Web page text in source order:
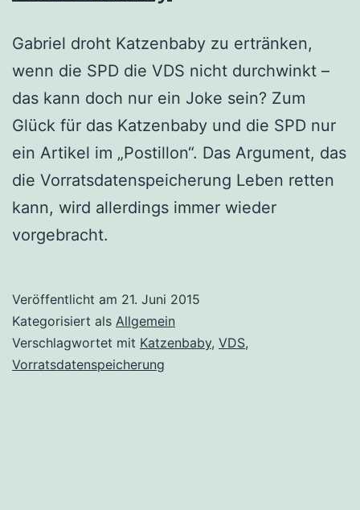
Gabriel droht Katzenbaby zu ertränken,
wenn die SPD die VDS nicht durchwinkt –
das kann doch nur ein Joke sein? Zum
Glück für das Katzenbaby und die SPD nur
ein Artikel im „Postillon“. Das Argument, das
die Vorratsdatenspeicherung Leben retten
kann, wird allerdings immer wieder
vorgebracht.
Veröffentlicht am 21. Juni 2015
Kategorisiert als Allgemein
Verschlagwortet mit Katzenbaby, VDS,
Vorratsdatenspeicherung